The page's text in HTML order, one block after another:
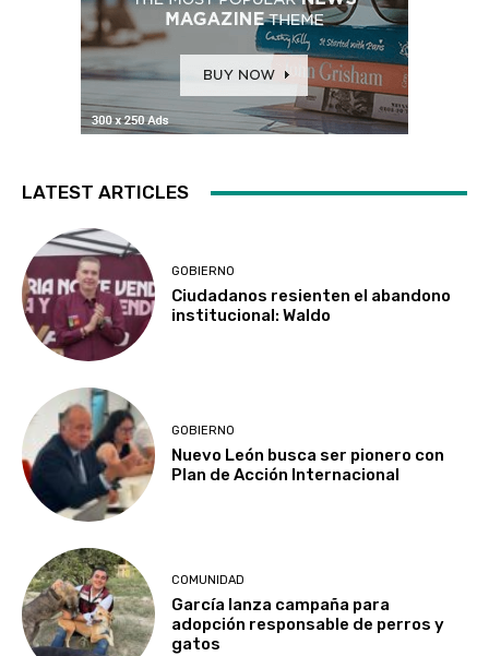
LATEST ARTICLES
GOBIERNO
Ciudadanos resienten el abandono
institucional: Waldo
GOBIERNO
Nuevo León busca ser pionero con
Plan de Acción Internacional
COMUNIDAD
García lanza campaña para
adopción responsable de perros y
gatos